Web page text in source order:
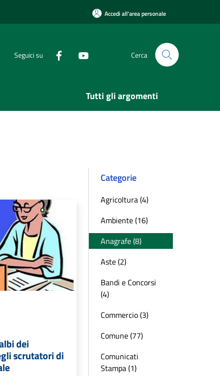
Accedi all'area personale
Seguici su Cerca
Tutti gli argomenti
dei
scrutatori di
Categorie
Agricoltura (4)
Ambiente (16)
Anagrafe (8)
Aste (2)
Bandi e Concorsi
(4)
Commercio (3)
Comune (77)
Comunicati
Stampa (1)